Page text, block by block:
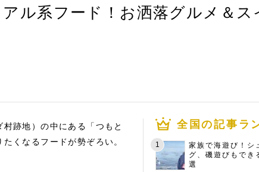
ル系フード！お洒落グルメ＆ス
跡地）の中にある「つもと
くなるフードが勢ぞろい。
全国の記事ラ
家族で海遊び！シ
グ、磯遊びもでき
選